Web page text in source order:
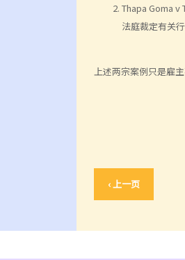
Thapa Goma v
法庭裁定有关
上述两宗案例只是雇
‹ 上一页
上班），我